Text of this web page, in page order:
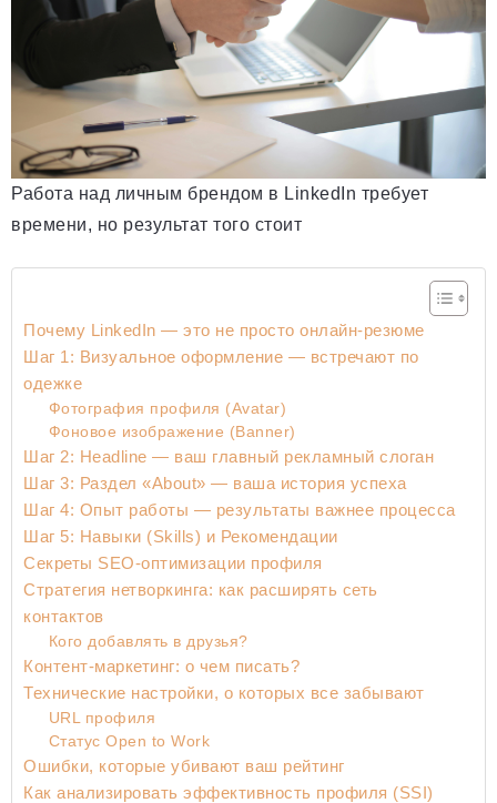
Работа над личным брендом в LinkedIn требует
времени, но результат того стоит
Почему LinkedIn — это не просто онлайн-резюме
Шаг 1: Визуальное оформление — встречают по
одежке
Фотография профиля (Avatar)
Фоновое изображение (Banner)
Шаг 2: Headline — ваш главный рекламный слоган
Шаг 3: Раздел «About» — ваша история успеха
Шаг 4: Опыт работы — результаты важнее процесса
Шаг 5: Навыки (Skills) и Рекомендации
Секреты SEO-оптимизации профиля
Стратегия нетворкинга: как расширять сеть
контактов
Кого добавлять в друзья?
Контент-маркетинг: о чем писать?
Технические настройки, о которых все забывают
URL профиля
Статус Open to Work
Ошибки, которые убивают ваш рейтинг
Как анализировать эффективность профиля (SSI)